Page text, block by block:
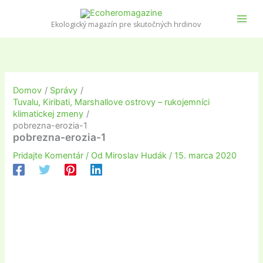
Ekologický magazín pre skutočných hrdinov
Domov
Správy
Tuvalu, Kiribati, Marshallove ostrovy – rukojemníci
klimatickej zmeny
pobrezna-erozia-1
pobrezna-erozia-1
Pridajte Komentár / Od Miroslav Hudák / 15. marca 2020